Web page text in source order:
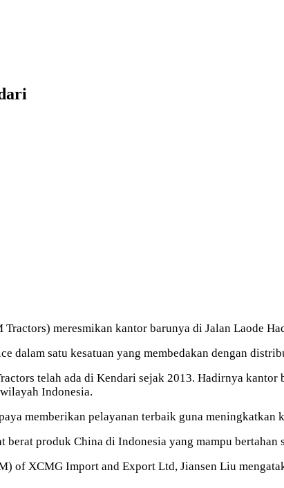
Tractors) meresmikan kantor barunya di Jalan Laode
dalam satu kesatuan yang membedakan dengan
telah ada di Kendari sejak 2013. Hadirnya kantor
Indonesia.
memberikan pelayanan terbaik guna meningkatkan
produk China di Indonesia yang mampu
of XCMG Import and Export Ltd, Jiansen Liu